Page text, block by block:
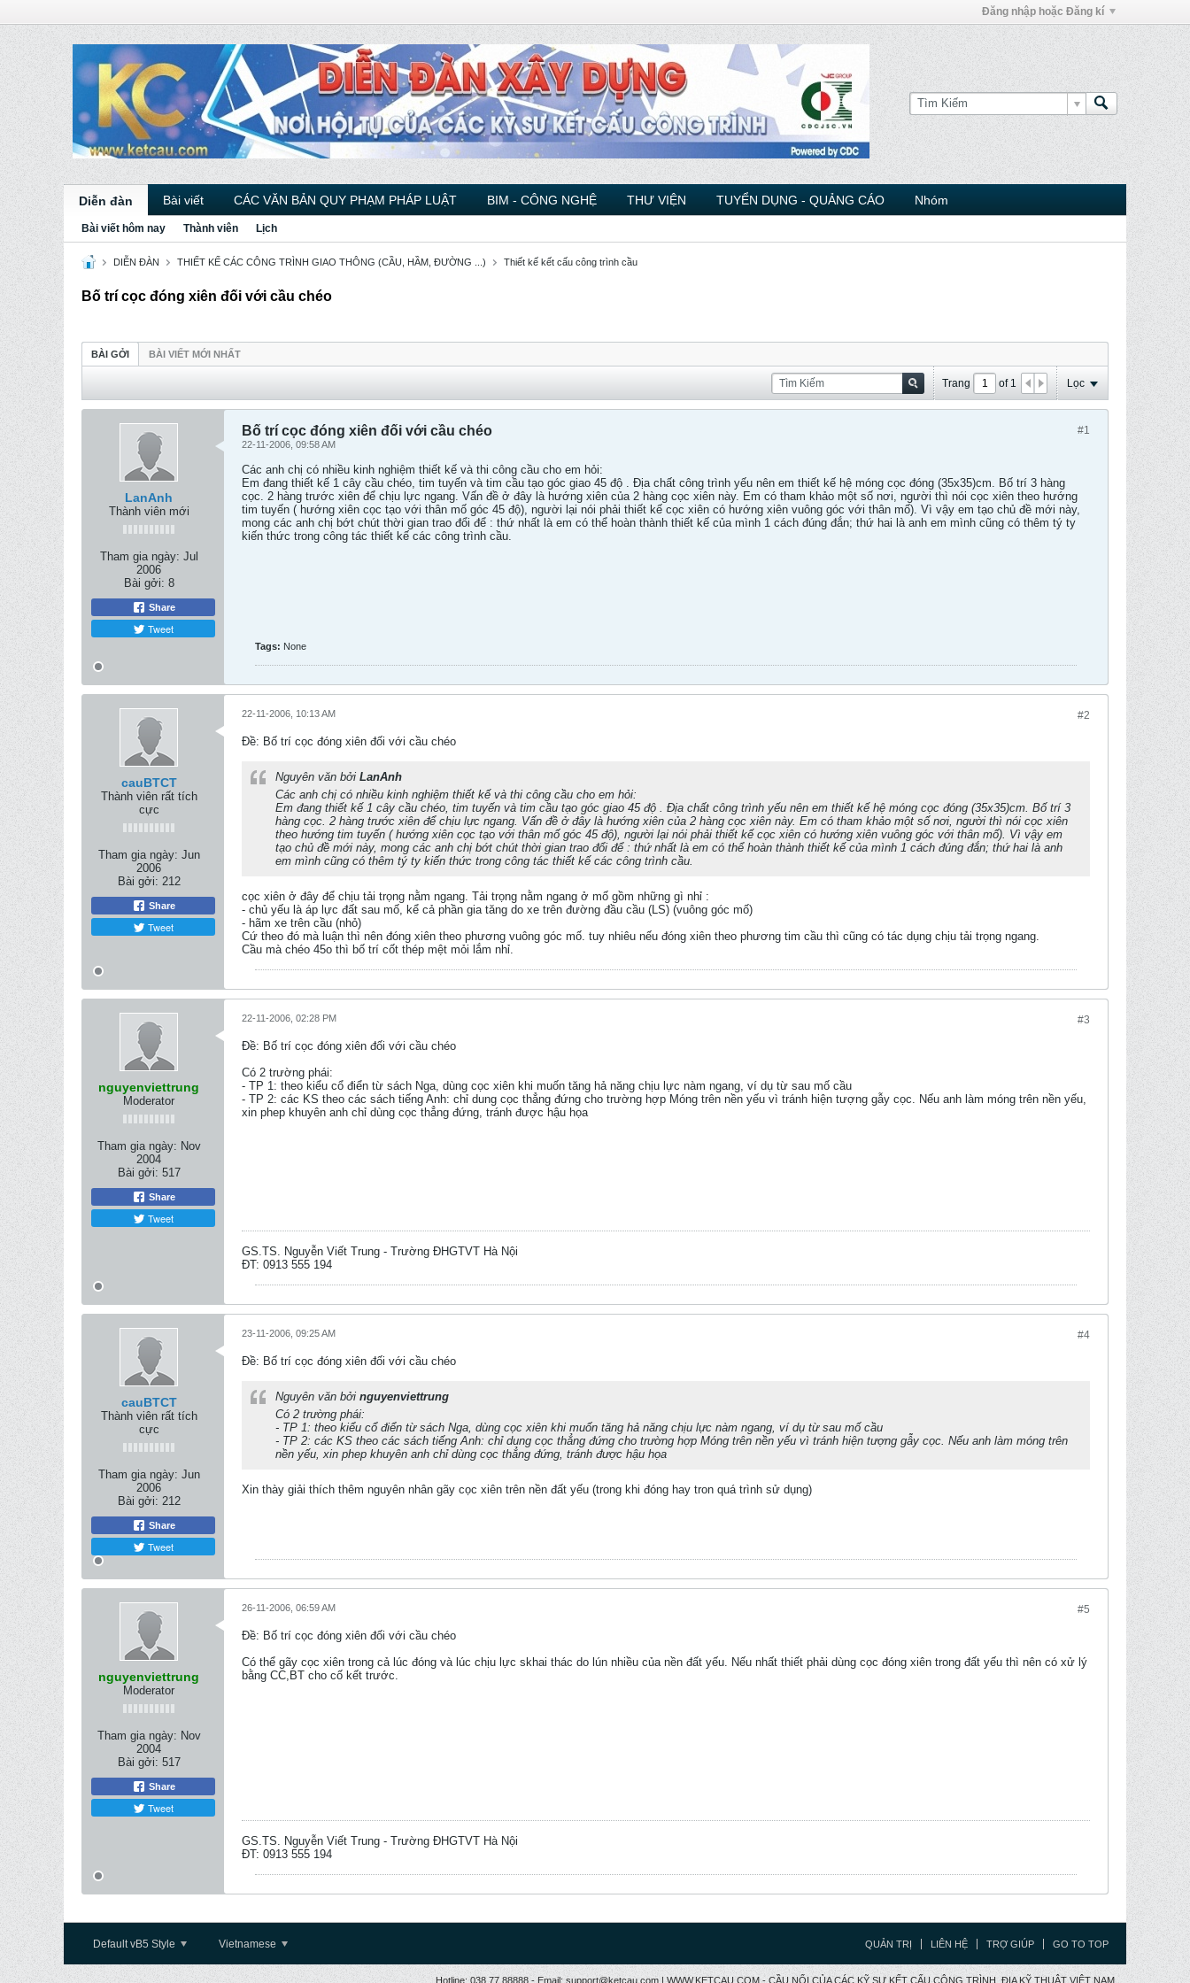
Đăng nhập hoặc Đăng kí
Diễn đàn Bài viết CÁC VĂN BẢN QUY PHẠM PHÁP LUẬT BIM - CÔNG NGHỆ THƯ VIỆN TUYỂN DỤNG - QUẢNG CÁO Nhóm
Bài viết hôm nay Thành viên Lịch
DIỄN ĐÀN THIẾT KẾ CÁC CÔNG TRÌNH GIAO THÔNG (CẦU, HẦM, ĐƯỜNG ...) Thiết kế kết cấu công trình cầu
Bố trí cọc đóng xiên đối với cầu chéo
BÀI GỞI BÀI VIẾT MỚI NHẤT
Trang of 1 Lọc
LanAnh
Thành viên mới
Tham gia ngày: Jul
2006
Bài gởi: 8
Share
Tweet
#1
Bố trí cọc đóng xiên đối với cầu chéo
22-11-2006, 09:58 AM
Các anh chị có nhiều kinh nghiệm thiết kế và thi công cầu cho em hỏi:
Em đang thiết kế 1 cây cầu chéo, tim tuyến và tim cầu tạo góc giao 45 độ . Địa chất công trình yếu nên em thiết kế hệ móng cọc đóng (35x35)cm. Bố trí 3 hàng
cọc. 2 hàng trước xiên để chịu lực ngang. Vấn đề ở đây là hướng xiên của 2 hàng cọc xiên này. Em có tham khảo một số nơi, người thì nói cọc xiên theo hướng
tim tuyến ( hướng xiên cọc tạo với thân mố góc 45 độ), người lại nói phải thiết kế cọc xiên có hướng xiên vuông góc với thân mố). Vì vậy em tạo chủ đề mới này,
mong các anh chị bớt chút thời gian trao đổi để : thứ nhất là em có thể hoàn thành thiết kế của mình 1 cách đúng đắn; thứ hai là anh em mình cũng có thêm tý ty
kiến thức trong công tác thiết kế các công trình cầu.
Tags: None
cauBTCT
Thành viên rất tích
cực
Tham gia ngày: Jun
2006
Bài gởi: 212
Share
Tweet
#2
22-11-2006, 10:13 AM
Ðề: Bố trí cọc đóng xiên đối với cầu chéo
Nguyên văn bởi LanAnh
Các anh chị có nhiều kinh nghiệm thiết kế và thi công cầu cho em hỏi:
Em đang thiết kế 1 cây cầu chéo, tim tuyến và tim cầu tạo góc giao 45 độ . Địa chất công trình yếu nên em thiết kế hệ móng cọc đóng (35x35)cm. Bố trí 3
hàng cọc. 2 hàng trước xiên để chịu lực ngang. Vấn đề ở đây là hướng xiên của 2 hàng cọc xiên này. Em có tham khảo một số nơi, người thì nói cọc xiên
theo hướng tim tuyến ( hướng xiên cọc tạo với thân mố góc 45 độ), người lại nói phải thiết kế cọc xiên có hướng xiên vuông góc với thân mố). Vì vậy em
tạo chủ đề mới này, mong các anh chị bớt chút thời gian trao đổi để : thứ nhất là em có thể hoàn thành thiết kế của mình 1 cách đúng đắn; thứ hai là anh
em mình cũng có thêm tý ty kiến thức trong công tác thiết kế các công trình cầu.
cọc xiên ở đây để chịu tải trọng nằm ngang. Tải trọng nằm ngang ở mố gồm những gì nhỉ :
- chủ yếu là áp lực đất sau mố, kể cả phần gia tăng do xe trên đường đầu cầu (LS) (vuông góc mố)
- hãm xe trên cầu (nhỏ)
Cứ theo đó mà luận thì nên đóng xiên theo phương vuông góc mố. tuy nhiêu nếu đóng xiên theo phương tim cầu thì cũng có tác dụng chịu tải trọng ngang.
Cầu mà chéo 45o thì bố trí cốt thép mệt mỏi lắm nhỉ.
nguyenviettrung
Moderator
Tham gia ngày: Nov
2004
Bài gởi: 517
Share
Tweet
#3
22-11-2006, 02:28 PM
Ðề: Bố trí cọc đóng xiên đối với cầu chéo
Có 2 trường phái:
- TP 1: theo kiểu cổ điển từ sách Nga, dùng cọc xiên khi muốn tăng hả năng chịu lực nàm ngang, ví dụ từ sau mố cầu
- TP 2: các KS theo các sách tiếng Anh: chỉ dung cọc thẳng đứng cho trường hợp Móng trên nền yếu vì tránh hiện tượng gẫy cọc. Nếu anh làm móng trên nền yếu,
xin phep khuyên anh chỉ dùng cọc thẳng đứng, tránh được hậu họa
GS.TS. Nguyễn Viết Trung - Trường ĐHGTVT Hà Nội
ĐT: 0913 555 194
cauBTCT
Thành viên rất tích
cực
Tham gia ngày: Jun
2006
Bài gởi: 212
Share
Tweet
#4
23-11-2006, 09:25 AM
Ðề: Bố trí cọc đóng xiên đối với cầu chéo
Nguyên văn bởi nguyenviettrung
Có 2 trường phái:
- TP 1: theo kiểu cổ điển từ sách Nga, dùng cọc xiên khi muốn tăng hả năng chịu lực nàm ngang, ví dụ từ sau mố cầu
- TP 2: các KS theo các sách tiếng Anh: chỉ dung cọc thẳng đứng cho trường hợp Móng trên nền yếu vì tránh hiện tượng gẫy cọc. Nếu anh làm móng trên
nền yếu, xin phep khuyên anh chỉ dùng cọc thẳng đứng, tránh được hậu họa
Xin thày giải thích thêm nguyên nhân gãy cọc xiên trên nền đất yếu (trong khi đóng hay tron quá trình sử dụng)
nguyenviettrung
Moderator
Tham gia ngày: Nov
2004
Bài gởi: 517
Share
Tweet
#5
26-11-2006, 06:59 AM
Ðề: Bố trí cọc đóng xiên đối với cầu chéo
Có thể gãy cọc xiên trong cả lúc đóng và lúc chịu lực skhai thác do lún nhiều của nền đất yếu. Nếu nhất thiết phải dùng cọc đóng xiên trong đất yếu thì nên có xử lý
bằng CC,BT cho cố kết trước.
GS.TS. Nguyễn Viết Trung - Trường ĐHGTVT Hà Nội
ĐT: 0913 555 194
Default vB5 Style Vietnamese QUẢN TRỊ LIÊN HỆ TRỢ GIÚP GO TO TOP
Hotline: 038.77 88888 - Email: support@ketcau.com | WWW.KETCAU.COM - CẦU NỐI CỦA CÁC KỸ SƯ KẾT CẤU CÔNG TRÌNH, ĐỊA KỸ THUẬT VIỆT NAM.